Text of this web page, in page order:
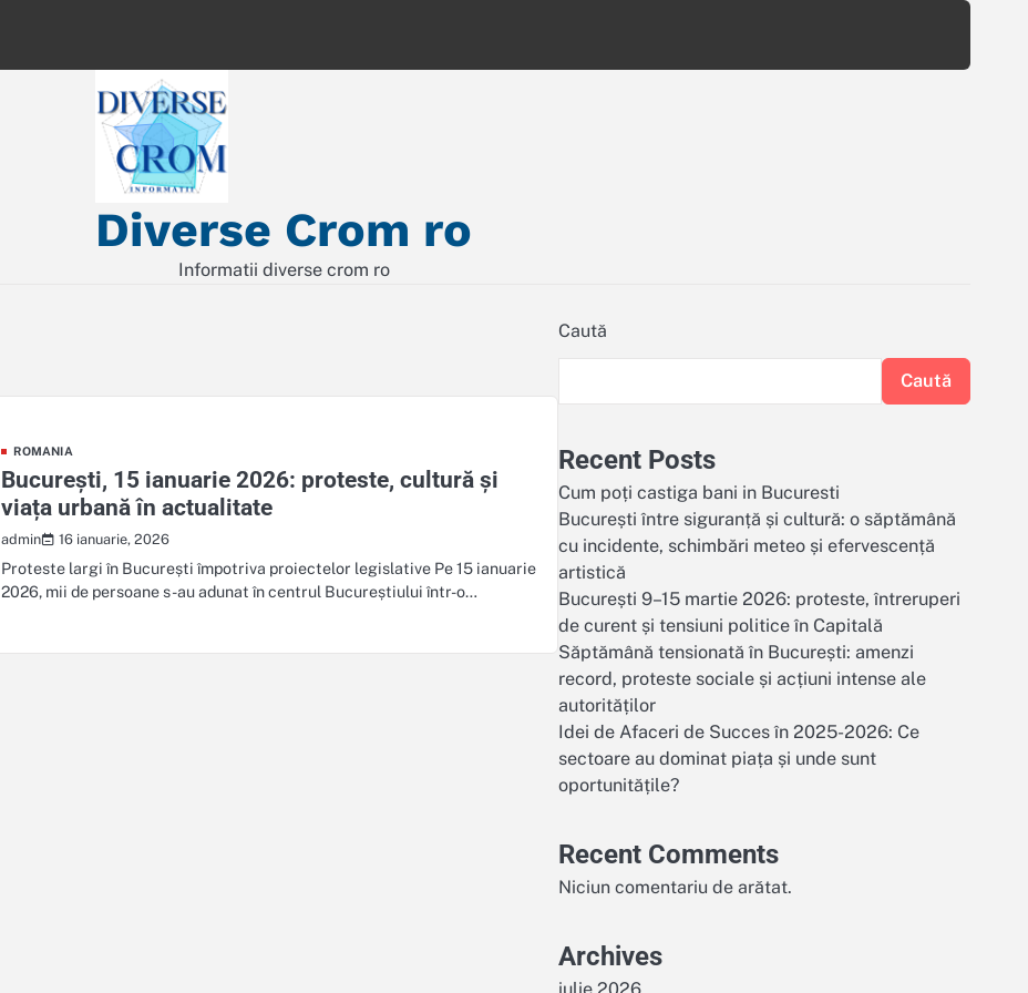
Diverse Crom ro
Informatii diverse crom ro
ROMANIA
București, 15 ianuarie 2026: proteste, cultură și
viața urbană în actualitate
admin 16 ianuarie, 2026
Proteste largi în București împotriva proiectelor legislative Pe 15 ianuarie
2026, mii de persoane s-au adunat în centrul Bucureștiului într-o…
Caută
Caută
Recent Posts
Cum poți castiga bani in Bucuresti
București între siguranță și cultură: o săptămână
cu incidente, schimbări meteo și efervescență
artistică
București 9–15 martie 2026: proteste, întreruperi
de curent și tensiuni politice în Capitală
Săptămână tensionată în București: amenzi
record, proteste sociale și acțiuni intense ale
autorităților
Idei de Afaceri de Succes în 2025-2026: Ce
sectoare au dominat piața și unde sunt
oportunitățile?
Recent Comments
Niciun comentariu de arătat.
Archives